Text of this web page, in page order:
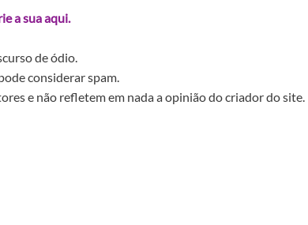
a sua aqui.
de ódio.
considerar spam.
e não refletem em nada a opinião do criador do site.